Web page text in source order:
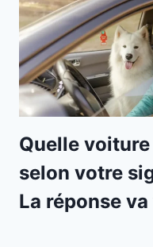
Quelle
selon votre
La réponse